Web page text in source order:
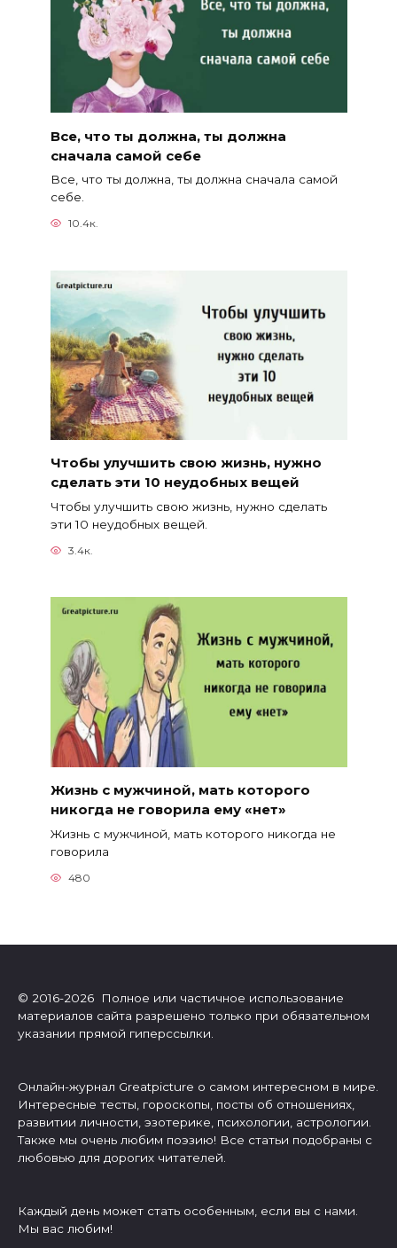
Все, что ты должна, ты должна
сначала самой себе
Все, что ты должна, ты должна сначала самой
себе.
10.4к.
Чтобы улучшить свою жизнь, нужно
сделать эти 10 неудобных вещей
Чтобы улучшить свою жизнь, нужно сделать
эти 10 неудобных вещей.
3.4к.
Жизнь с мужчиной, мать которого
никогда не говорила ему «нет»
Жизнь с мужчиной, мать которого никогда не
говорила
480
© 2016-2026 Полное или частичное использование
материалов сайта разрешено только при обязательном
указании прямой гиперссылки.
Онлайн-журнал Greatpicture о самом интересном в мире.
Интересные тесты, гороскопы, посты об отношениях,
развитии личности, эзотерике, психологии, астрологии.
Также мы очень любим поэзию! Все статьи подобраны с
любовью для дорогих читателей.
Каждый день может стать особенным, если вы с нами.
Мы вас любим!